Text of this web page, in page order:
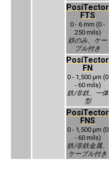
PosiTector
FTS
0 - 6 mm (0 -
250 mils)
‍鉄のみ、ケー
ブル付き
PosiTector
FN
0 - 1,500 μm (0
- 60 mils)
鉄/非鉄、一体
型
PosiTector
FNS
0 - 1,500 μm (0
- 60 mils)
‍鉄/非鉄金属、
ケーブル付き